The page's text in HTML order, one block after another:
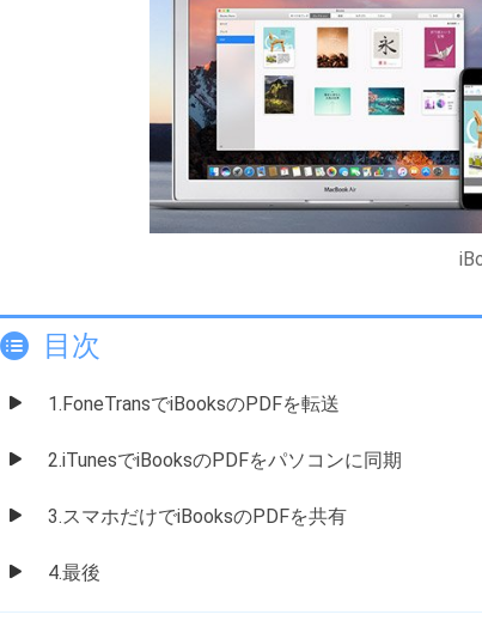
目次
1.FoneTransでiBooksのPDFを転送
2.iTunesでiBooksのPDFをパソコンに同期
3.スマホだけでiBooksのPDFを共有
4.最後